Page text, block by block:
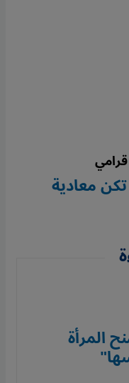
معادية
المرأة